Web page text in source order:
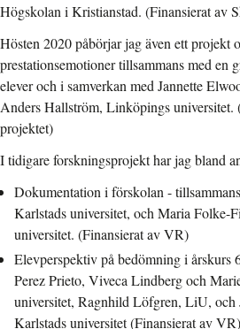
Högskolan i Kristianstad. (Finansierat av
Hösten 2020 påbörjar jag även ett projekt
prestationsemotioner tillsammans med en
elever och i samverkan med Jannette
Anders Hallström, Linköpings
projektet)
I tidigare forskningsprojekt har jag bland
Dokumentation i förskolan -
Karlstads universitet, och Maria Folke-
universitet. (Finansierat av VR)
Elevperspektiv på bedömning i årskurs
Perez Prieto, Viveca Lindberg och
universitet, Ragnhild Löfgren, LiU, och
Karlstads universitet (Finansierat av